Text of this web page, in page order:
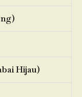
Hijau)